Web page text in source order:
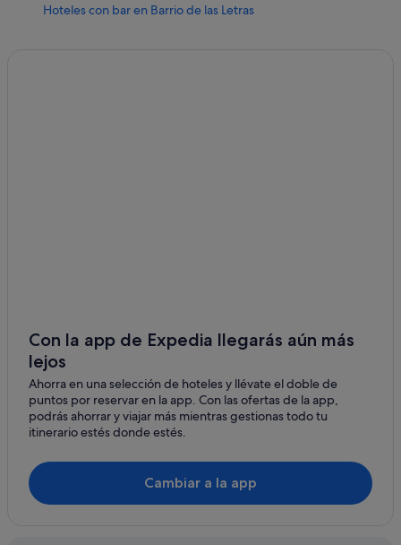
Hoteles con bar en Barrio de las Letras
Moteles en Madrid
Posadas en Comunidad de Madrid
Hoteles con bodega en Madrid
Madrid hoteles
Villas en Madrid
Hoteles baratos en Madrid
Pensiones en Estación de metro Atocha-Renfe
Con la app de Expedia llegarás aún más
lejos
Ahorra en una selección de hoteles y llévate el doble de
puntos por reservar en la app. Con las ofertas de la app,
podrás ahorrar y viajar más mientras gestionas todo tu
itinerario estés donde estés.
Cambiar a la app